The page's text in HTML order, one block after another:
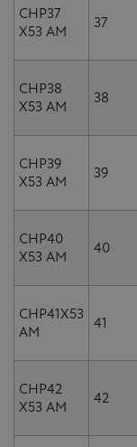
CHP37
X53 AM
37
CHP38
X53 AM
38
CHP39
X53 AM
39
CHP40
X53 AM
40
CHP41X53
AM
41
CHP42
X53 AM
42